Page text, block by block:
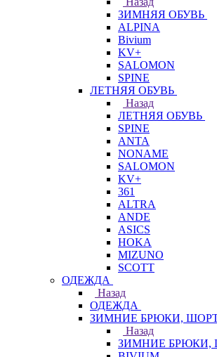
ЗИМНЯЯ ОБУВЬ
ALPINA
Bivium
KV+
SALOMON
SPINE
ЛЕТНЯЯ ОБУВЬ
Назад
ЛЕТНЯЯ ОБУВЬ
SPINE
ANTA
NONAME
SALOMON
KV+
361
ALTRA
ANDE
ASICS
HOKA
MIZUNO
SCOTT
ОДЕЖДА
Назад
ОДЕЖДА
ЗИМНИЕ БРЮКИ,
Назад
ЗИМНИЕ БРЮКИ,